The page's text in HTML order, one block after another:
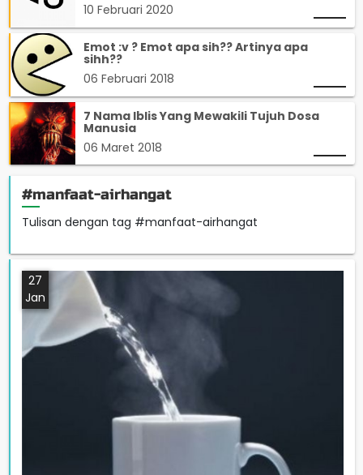
10 Februari 2020
Emot :v ? Emot apa sih?? Artinya apa
sihh??
06 Februari 2018
7 Nama Iblis Yang Mewakili Tujuh Dosa
Manusia
06 Maret 2018
#manfaat-airhangat
Tulisan dengan tag #manfaat-airhangat
27
Jan